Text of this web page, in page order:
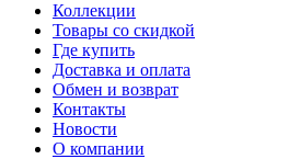
Коллекции
Товары со скидкой
Где купить
Доставка и оплата
Обмен и возврат
Контакты
Новости
О компании